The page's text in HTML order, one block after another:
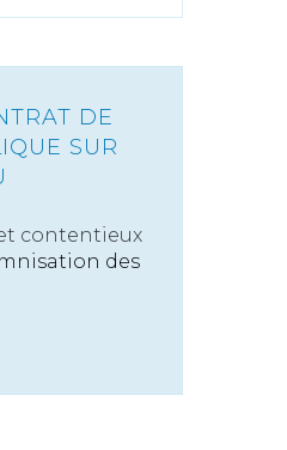
DE
SUR
contentieux
des